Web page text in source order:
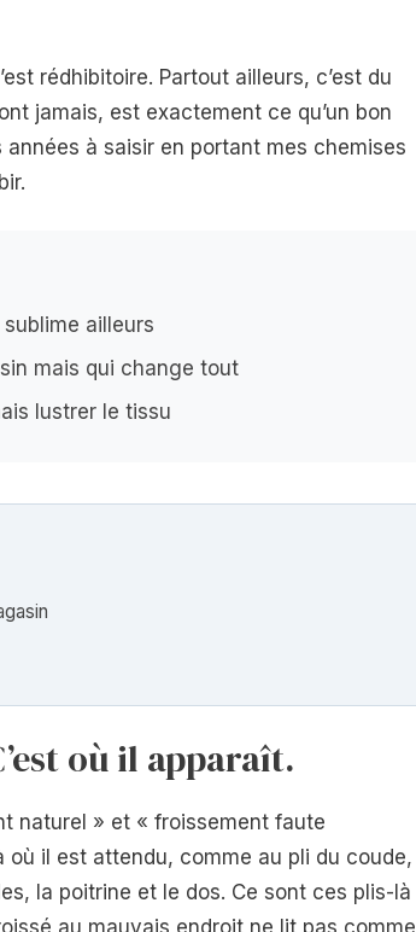
rédhibitoire. Partout ailleurs, c’est du
jamais, est exactement ce qu’un bon
à saisir en portant mes chemises
ailleurs
mais qui change tout
lustrer le tissu
où il apparaît.
naturel » et « froissement faute
où il est attendu, comme au pli du coude,
la poitrine et le dos. Ce sont ces plis-là
au mauvais endroit ne lit pas comme